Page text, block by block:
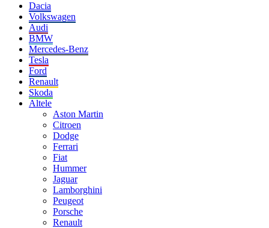
Dacia
Volkswagen
Audi
BMW
Mercedes-Benz
Tesla
Ford
Renault
Skoda
Altele
Aston Martin
Citroen
Dodge
Ferrari
Fiat
Hummer
Jaguar
Lamborghini
Peugeot
Porsche
Renault